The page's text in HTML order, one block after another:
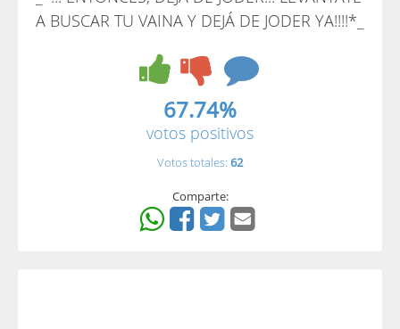
A BUSCAR TU VAINA Y DEJÁ DE JODER YA!!!!*_
67.74%
votos positivos
Votos totales: 62
Comparte: